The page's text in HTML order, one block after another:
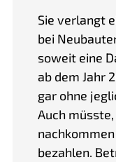
Sie verlangt
bei
soweit eine
ab dem Jahr
gar ohne
Auch
bezahlen.